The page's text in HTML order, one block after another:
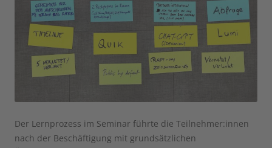
Der Lernprozess im Seminar führte die Teilnehmer:innen
nach der Beschäftigung mit grundsätzlichen